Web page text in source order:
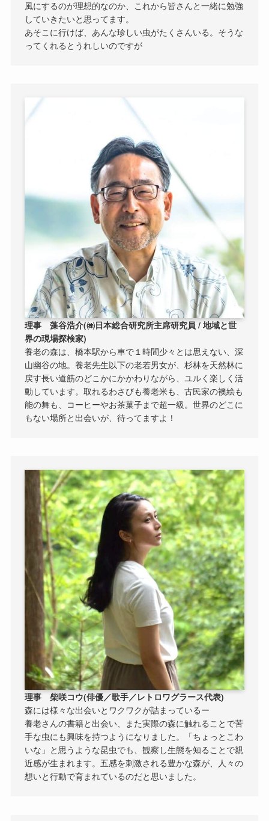
風にするのが理想的なのか、これから皆さんと一緒に勉強
していきたいと思ってます。
あそこに行けば、あんな珍しい虫がたくさんいる。そうな
ってくれるとうれしいのですが
理事 藻谷浩介(㈱日本総合研究所主席研究員 / 地域と世
界の現場探検家)
養老の森は、橋本駅から車で１時間少々とは思えない、深
山幽谷の地。養老先生以下の老若男女が、杉林を天然林に
戻す長い道筋のどこかにかかわりながら、ユルく楽しく活
動しています。取れるわさびも養老米も、古民家の襖絵も
能の舞も、コーヒーやお茶菓子まで超一級。世界のどこに
もない場所と出会いが、待ってますよ！
理事 柴咲コウ(俳優／歌手／レトロワグラース代表)
森には様々な出会いとワクワクが詰まっているー
養老さんの書籍と出会い、また実際の森に触れることで苦
手な虫にも興味を持つようになりました。「ちょっとこわ
いな」と思うような昆虫でも、観察し生態を知ることで親
近感が生まれます。五感を刺激される豊かな森が、人々の
想いと行動で育まれているのだと思いました。